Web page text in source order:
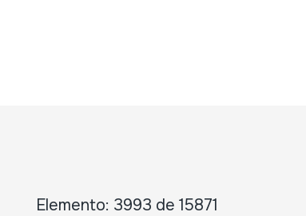
Elemento: 3993 de 15871